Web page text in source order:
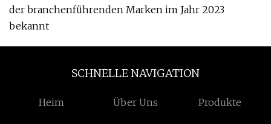
der branchenführenden Marken im Jahr 2023
bekannt
SCHNELLE NAVIGATION
Heim Über Uns Produkte